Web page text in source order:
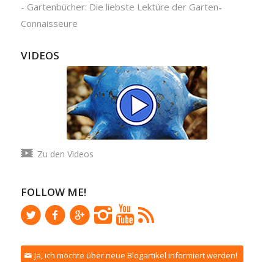
- Gartenbücher: Die liebste Lektüre der Garten-
Connaisseure
VIDEOS
Zu den Videos
FOLLOW ME!
Ja, ich möchte über neue Blogartikel informiert werden!